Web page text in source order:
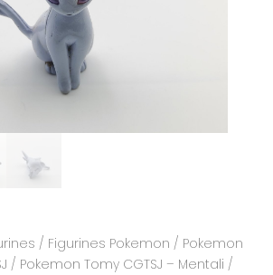
/ Figurines Pokemon / Pokemon
/ Pokemon Tomy CGTSJ – Mentali /